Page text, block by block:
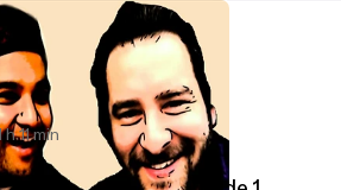
Box Podcast
h 11 min